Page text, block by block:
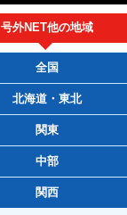
号外NET他の地域
全国
北海道・東北
関東
中部
関西